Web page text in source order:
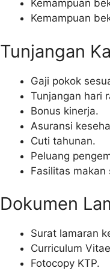
Kemampuan
Kemampuan
Tunjangan
Gaji pokok
Tunjangan hari
Bonus kinerja.
Asuransi
Cuti tahunan.
Peluang
Fasilitas makan
Dokumen
Surat lamaran
Curriculum
Fotocopy KTP.